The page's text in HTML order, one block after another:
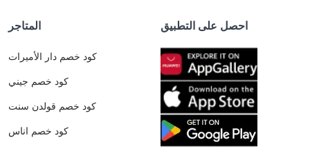
المتاجر
كود خصم دار الأميرات
كود خصم جيني
كود خصم قولدن سنت
كود خصم اناس
احصل على التطبيق